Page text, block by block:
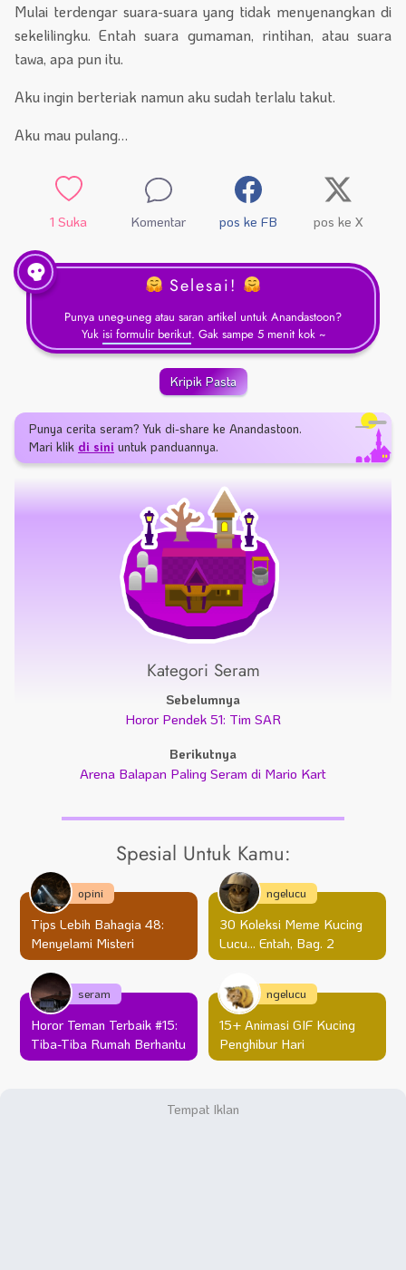
Mulai terdengar suara-suara yang tidak menyenangkan di
sekelilingku. Entah suara gumaman, rintihan, atau suara
tawa, apa pun itu.
Aku ingin berteriak namun aku sudah terlalu takut.
Aku mau pulang…
1 Suka Komentar pos ke FB pos ke X
Selesai!
Punya uneg-uneg atau saran artikel untuk Anandastoon?
Yuk isi formulir berikut. Gak sampe 5 menit kok ~
Kripik Pasta
Punya cerita seram? Yuk di-share ke Anandastoon.
Mari klik di sini untuk panduannya.
Kategori Seram
Sebelumnya
Horor Pendek 51: Tim SAR
Berikutnya
Arena Balapan Paling Seram di Mario Kart
Spesial Untuk Kamu:
Tips Lebih Bahagia 48:
Menyelami Misteri
opini
30 Koleksi Meme Kucing
Lucu… Entah, Bag. 2
ngelucu
Horor Teman Terbaik #15:
Tiba-Tiba Rumah Berhantu
seram
15+ Animasi GIF Kucing
Penghibur Hari
ngelucu